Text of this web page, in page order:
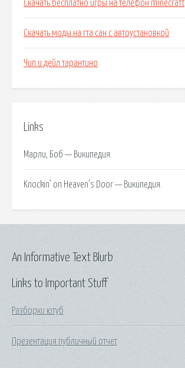
Скачать бесплатно игры на телефон minecraft
Скачать моды на гта сан с автоустановкой
Чип и дейл тарантино
Links
Марли, Боб — Википедия.
Knockin’ on Heaven’s Door — Википедия.
Links to Important Stuff
Разборки ютуб
Презентация публичный отчет
An Informative Text Blurb